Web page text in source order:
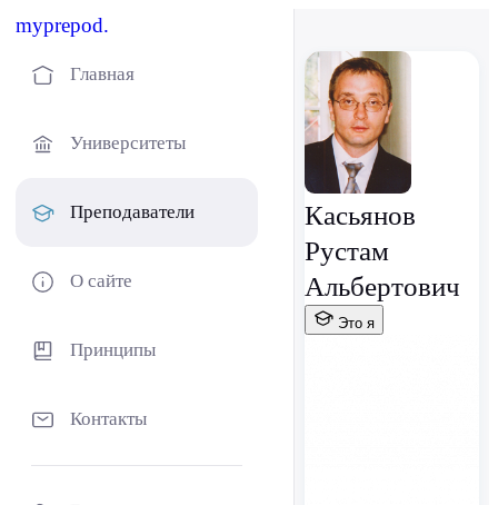
myprepod.
Главная
Университеты
Преподаватели
О сайте
Принципы
Контакты
Касьянов
Рустам
Альбертович
Это я